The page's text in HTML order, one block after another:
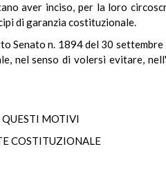
aver inciso, per la loro
di garanzia costituzionale.
Senato n. 1894 del 30
nel senso di volersi evitare,
QUESTI MOTIVI
COSTITUZIONALE